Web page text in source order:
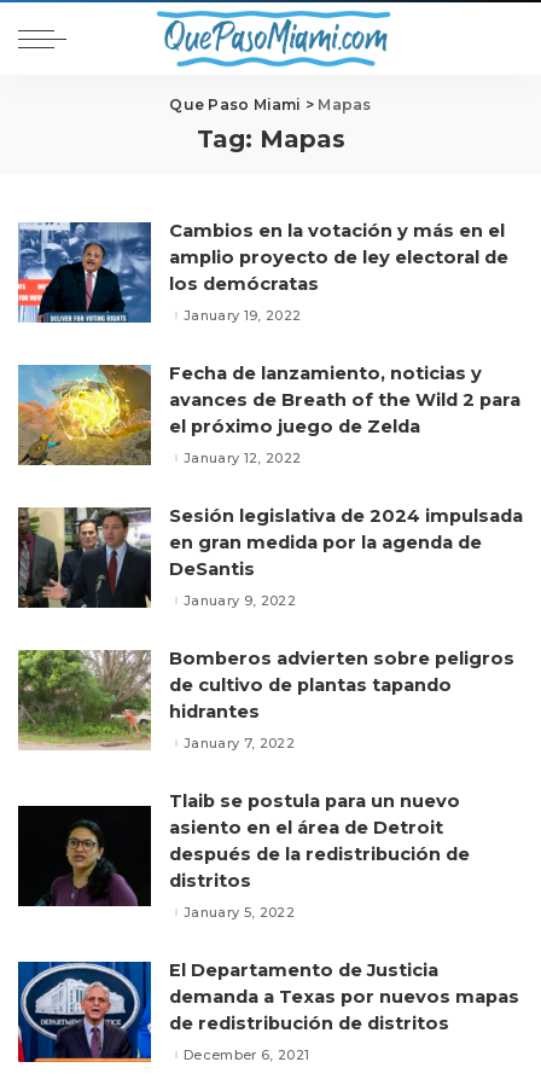
Que Paso Miami > Mapas
Tag: Mapas
Cambios en la votación y más en el
amplio proyecto de ley electoral de
los demócratas
January 19, 2022
Fecha de lanzamiento, noticias y
avances de Breath of the Wild 2 para
el próximo juego de Zelda
January 12, 2022
Sesión legislativa de 2024 impulsada
en gran medida por la agenda de
DeSantis
January 9, 2022
Bomberos advierten sobre peligros
de cultivo de plantas tapando
hidrantes
January 7, 2022
Tlaib se postula para un nuevo
asiento en el área de Detroit
después de la redistribución de
distritos
January 5, 2022
El Departamento de Justicia
demanda a Texas por nuevos mapas
de redistribución de distritos
December 6, 2021